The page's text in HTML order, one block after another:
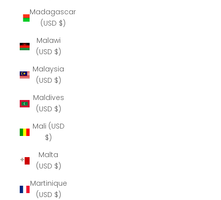
Madagascar
(USD $)
Malawi
(USD $)
Malaysia
(USD $)
Maldives
(USD $)
Mali (USD
$)
Malta
(USD $)
Martinique
(USD $)